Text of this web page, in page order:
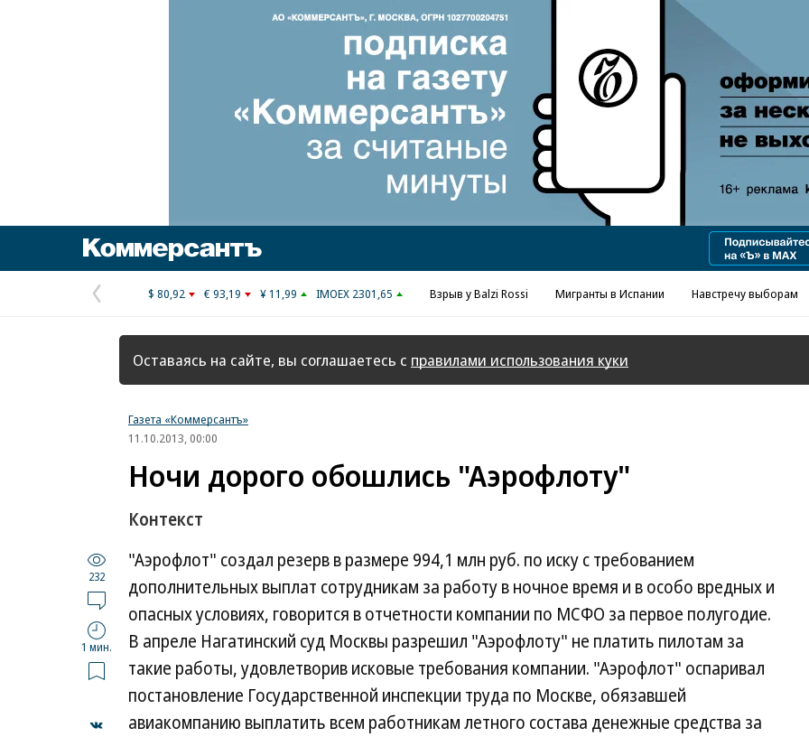
Предыдущая
страница
$ 80,92 € 93,19 ¥ 11,99 IMOEX 2301,65 Взрыв у Balzi Rossi Мигранты в Испании Навстречу выборам
Оставаясь на сайте, вы соглашаетесь с правилами использования куки
Газета «Коммерсантъ»
11.10.2013, 00:00
Ночи дорого обошлись "Аэрофлоту"
Контекст
232
1 мин.
"Аэрофлот" создал резерв в размере 994,1 млн руб. по иску с требованием
дополнительных выплат сотрудникам за работу в ночное время и в особо вредных и
опасных условиях, говорится в отчетности компании по МСФО за первое полугодие.
В апреле Нагатинский суд Москвы разрешил "Аэрофлоту" не платить пилотам за
такие работы, удовлетворив исковые требования компании. "Аэрофлот" оспаривал
постановление Государственной инспекции труда по Москве, обязавшей
авиакомпанию выплатить всем работникам летного состава денежные средства за